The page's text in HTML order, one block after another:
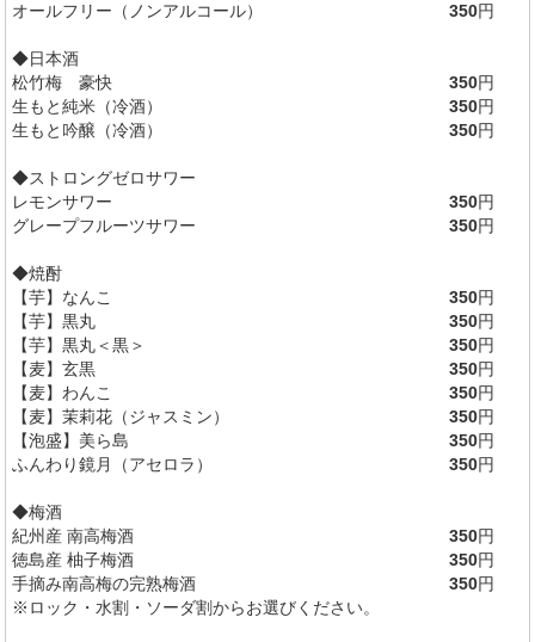
オールフリー（ノンアルコール）
350円
◆日本酒
松竹梅 豪快
350円
生もと純米（冷酒）
350円
生もと吟醸（冷酒）
350円
◆ストロングゼロサワー
レモンサワー
350円
グレープフルーツサワー
350円
◆焼酎
【芋】なんこ
350円
【芋】黒丸
350円
【芋】黒丸＜黒＞
350円
【麦】玄黒
350円
【麦】わんこ
350円
【麦】茉莉花（ジャスミン）
350円
【泡盛】美ら島
350円
ふんわり鏡月（アセロラ）
350円
◆梅酒
紀州産 南高梅酒
350円
徳島産 柚子梅酒
350円
手摘み南高梅の完熟梅酒
350円
※ロック・水割・ソーダ割からお選びください。